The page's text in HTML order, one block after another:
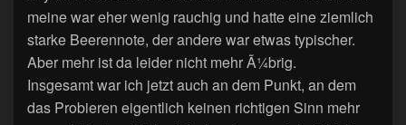
meine war eher wenig rauchig und hatte eine ziemlich
starke Beerennote, der andere war etwas typischer.
Aber mehr ist da leider nicht mehr Ã¼brig.
Insgesamt war ich jetzt auch an dem Punkt, an dem
das Probieren eigentlich keinen richtigen Sinn mehr